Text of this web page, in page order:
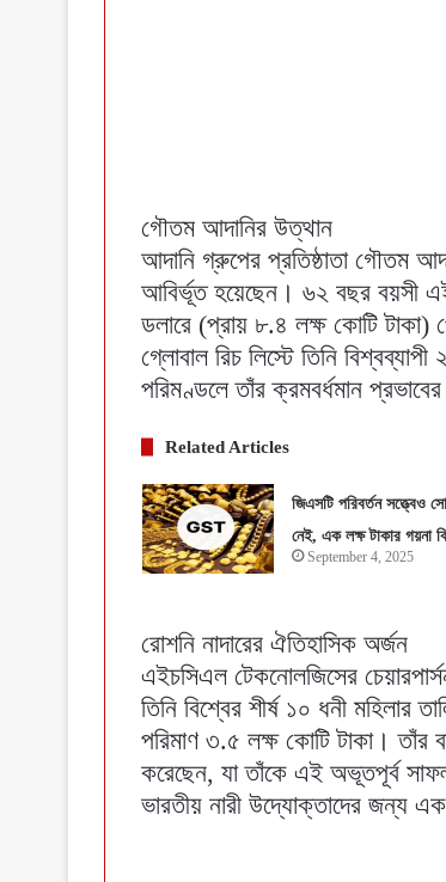
গৌতম আদানির উত্থান
আদানি গ্রুপের প্রতিষ্ঠাতা গৌতম
আবির্ভূত হয়েছেন। ৬২ বছর বয়সী
ডলারে (প্রায় ৮.৪ লক্ষ কোটি
গ্লোবাল রিচ লিস্টে তিনি
পরিমণ্ডলে তাঁর ক্রমবর্ধমান
Related Articles
জিএসটি পরিবর্তন সত্ত্বেও
নেই, এক লক্ষ টাকার গয়না
September 4, 2025
রোশনি নাদারের ঐতিহাসিক অর্জন
এইচসিএল টেকনোলজিসের
তিনি বিশ্বের শীর্ষ ১০ ধনী মহিলার
পরিমাণ ৩.৫ লক্ষ কোটি টাকা। তাঁর
করেছেন, যা তাঁকে এই অভূতপূর্ব
ভারতীয় নারী উদ্যোক্তাদের জন্য